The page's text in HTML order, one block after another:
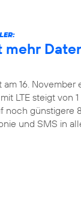
16. November
LTE steigt von
noch günstigere
und SMS in